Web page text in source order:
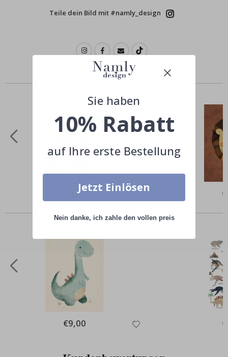
Teile dein Bild mit #namly_design
Ähnliche Produkte
Special
€9,00
Andere kauften auch
Special
Price
€9,00
Sie haben
10% Rabatt
auf Ihre erste Bestellung
Jetzt Einlösen
Nein danke, ich zahle den vollen preis